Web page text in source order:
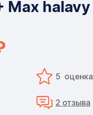
Max halavy
5 оценка
2 отзыва